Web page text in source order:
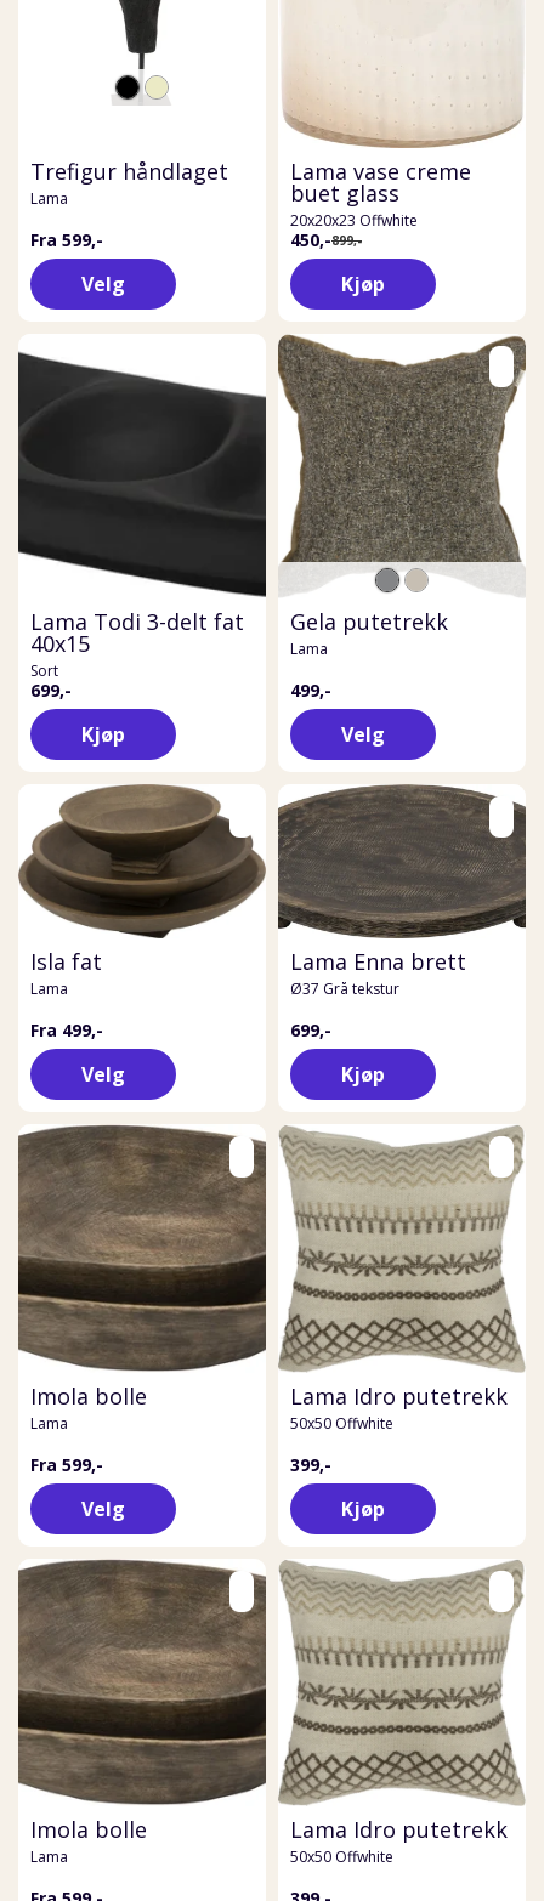
Trefigur håndlaget
Lama
Fra 599,-
Velg
Lama vase creme
buet glass
20x20x23 Offwhite
450,-899,-
Kjøp
Lama Todi 3-delt fat
40x15
Sort
699,-
Kjøp
Gela putetrekk
Lama
499,-
Velg
Isla fat
Lama
Fra 499,-
Velg
Lama Enna brett
Ø37 Grå tekstur
699,-
Kjøp
Imola bolle
Lama
Fra 599,-
Velg
Lama Idro putetrekk
50x50 Offwhite
399,-
Kjøp
Imola bolle
Lama
Lama Idro putetrekk
50x50 Offwhite